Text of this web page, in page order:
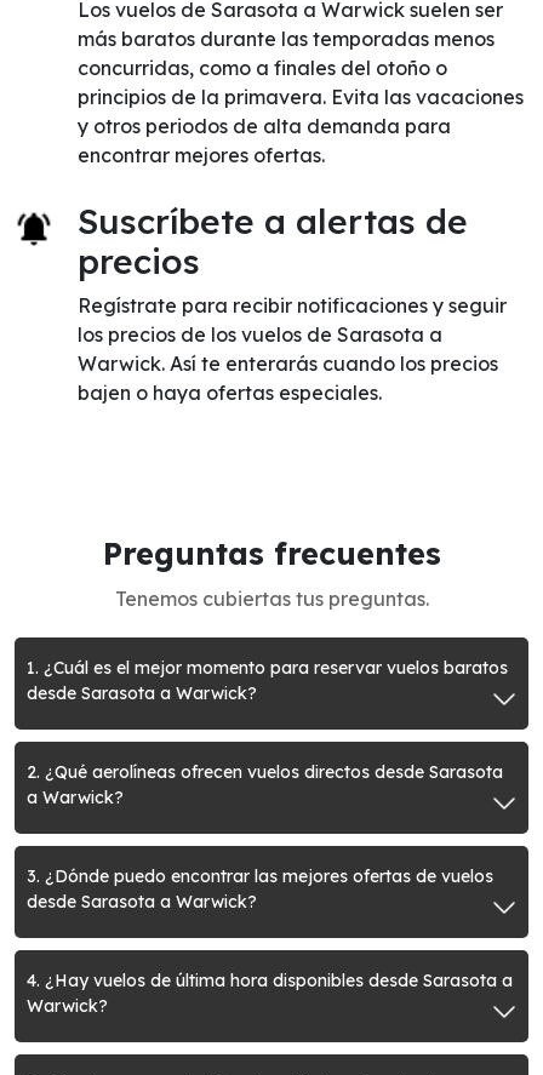
Los vuelos de Sarasota a Warwick suelen ser
más baratos durante las temporadas menos
concurridas, como a finales del otoño o
principios de la primavera. Evita las vacaciones
y otros periodos de alta demanda para
encontrar mejores ofertas.
Suscríbete a alertas de
precios
Regístrate para recibir notificaciones y seguir
los precios de los vuelos de Sarasota a
Warwick. Así te enterarás cuando los precios
bajen o haya ofertas especiales.
Preguntas frecuentes
Tenemos cubiertas tus preguntas.
1. ¿Cuál es el mejor momento para reservar vuelos baratos
desde Sarasota a Warwick?
2. ¿Qué aerolíneas ofrecen vuelos directos desde Sarasota
a Warwick?
3. ¿Dónde puedo encontrar las mejores ofertas de vuelos
desde Sarasota a Warwick?
4. ¿Hay vuelos de última hora disponibles desde Sarasota a
Warwick?